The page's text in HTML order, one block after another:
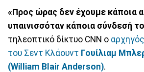
«Προς ώρας δεν έχουμε κάποια
υπαινισσόταν κάποια σύνδεσή
τηλεοπτικό δίκτυο CNN o
του Σεντ Κλάουντ Γουίλιαμ
(William Blair Anderson).